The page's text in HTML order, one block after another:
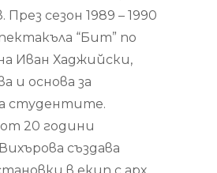
През сезон 1989 – 1990
“Бит” по
Иван Хаджийски,
и основа за
студентите.
20 години
създава
в екип с арх.